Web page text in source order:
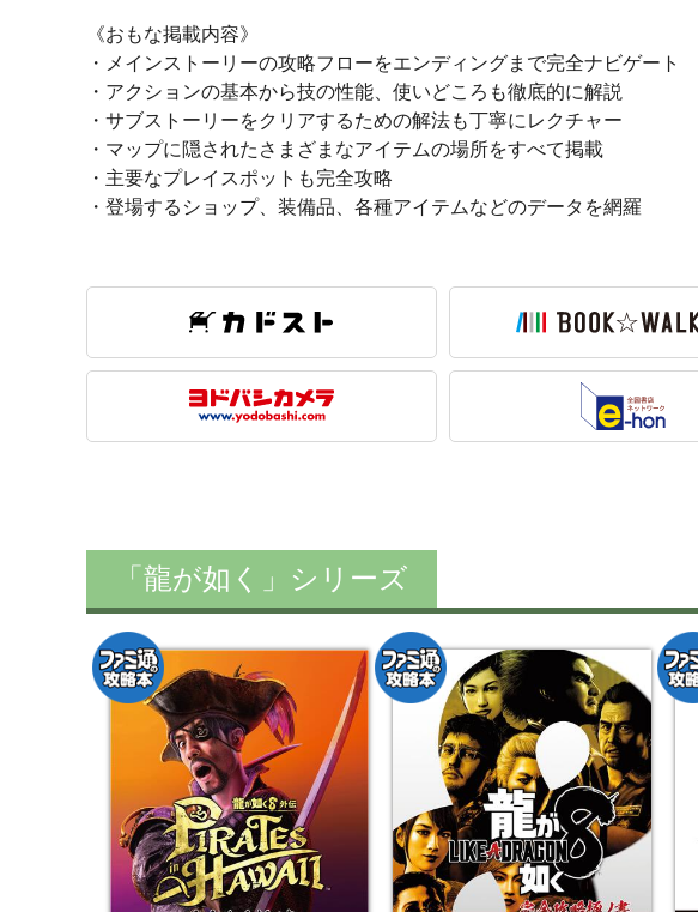
《おもな掲載内容》
・メインストーリーの攻略フローをエンディングまで完全ナビゲート
・アクションの基本から技の性能、使いどころも徹底的に解説
・サブストーリーをクリアするための解法も丁寧にレクチャー
・マップに隠されたさまざまなアイテムの場所をすべて掲載
・主要なプレイスポットも完全攻略
・登場するショップ、装備品、各種アイテムなどのデータを網羅
「龍が如く」シリーズ